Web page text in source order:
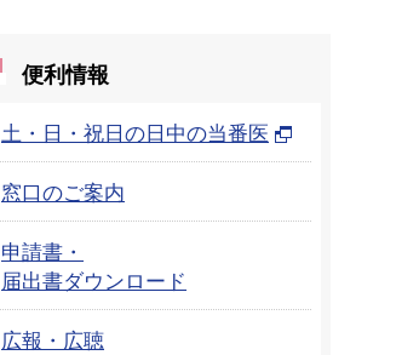
便利情報
土・日・祝日の日中の当番医
窓口のご案内
申請書・
届出書ダウンロード
広報・広聴